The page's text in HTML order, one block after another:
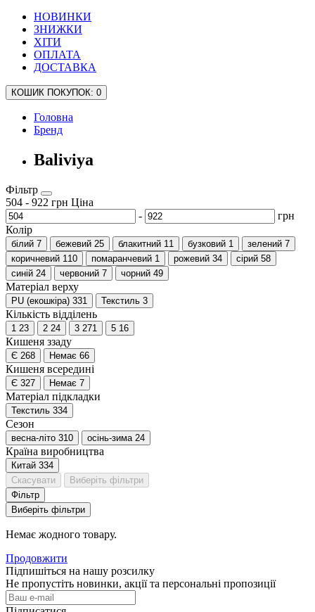
НОВИНКИ
ЗНИЖКИ
ХІТИ
ОПЛАТА
ДОСТАВКА
КОШИК ПОКУПОК: 0
Головна
Бренд
Baliviya
Фільтр
504 - 922 грн Ціна
-
грн
Колір
білий 7 бежевий 25 блакитний 11 бузковий 1 зелений 7
коричневий 110 помаранчевий 1 рожевий 34 сірий 58
синій 24 червоний 7 чорний 49
Матеріал верху
PU (екошкіра) 331 Текстиль 3
Кількість відділень
1 23 2 24 3 271 5 16
Кишеня ззаду
Є 268 Немає 66
Кишеня всередині
Є 327 Немає 7
Матеріал підкладки
Текстиль 334
Сезон
весна-літо 310 осінь-зима 24
Країна виробництва
Китай 334
Скасувати
Виберіть фільтри
Фільтр
Виберіть фільтри
Немає жодного товару.
Продовжити
Підпишіться на нашу розсилку
Не пропустіть новинки, акції та персональні пропозиції